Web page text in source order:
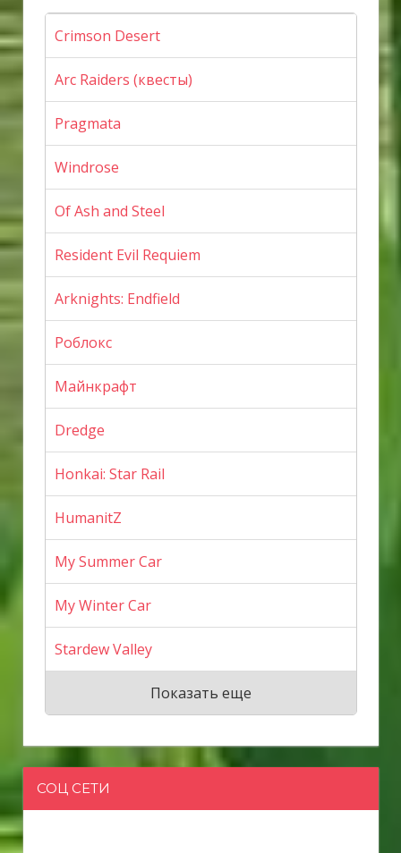
Crimson Desert
Arc Raiders (квесты)
Pragmata
Windrose
Of Ash and Steel
Resident Evil Requiem
Arknights: Endfield
Роблокс
Майнкрафт
Dredge
Honkai: Star Rail
HumanitZ
My Summer Car
My Winter Car
Stardew Valley
Показать еще
СОЦ СЕТИ